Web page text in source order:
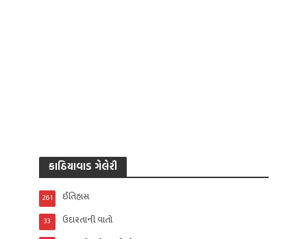
કાઠિયાવાડ ગેલેરી
ઈતિહાસ
261
ઉદારતાની વાતો
33